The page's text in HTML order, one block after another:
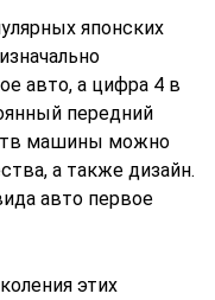
японских
авто, а цифра 4 в
передний
машины можно
а также дизайн.
авто первое
этих